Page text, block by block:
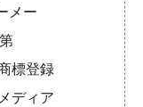
メー
標登録
ディア